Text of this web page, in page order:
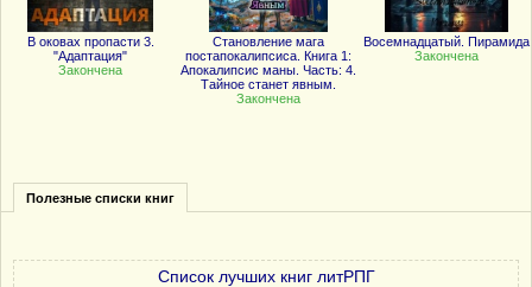
В оковах пропасти 3.
"Адаптация"
Закончена
Становление мага
постапокалипсиса. Книга 1:
Апокалипсис маны. Часть: 4.
Тайное станет явным.
Закончена
Восемнадцатый. Пирамида
Закончена
Полезные списки книг
Список лучших книг литРПГ